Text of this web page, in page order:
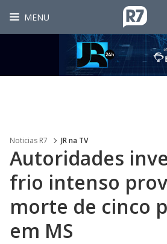
MENU
Noticias R7 JR na TV
Autoridades
frio intenso
morte de cinco
em MS